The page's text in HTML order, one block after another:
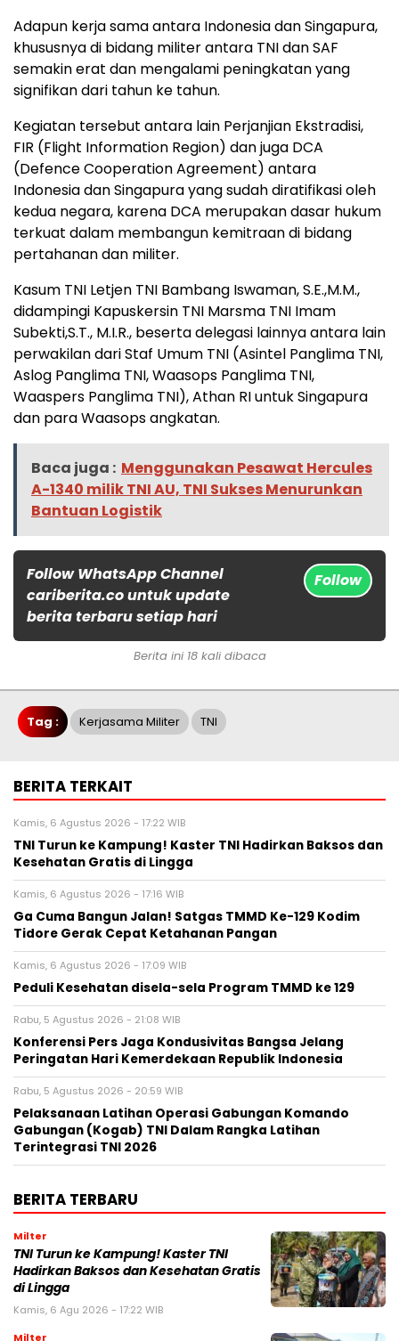
Adapun kerja sama antara Indonesia dan Singapura,
khususnya di bidang militer antara TNI dan SAF
semakin erat dan mengalami peningkatan yang
signifikan dari tahun ke tahun.
Kegiatan tersebut antara lain Perjanjian Ekstradisi,
FIR (Flight Information Region) dan juga DCA
(Defence Cooperation Agreement) antara
Indonesia dan Singapura yang sudah diratifikasi oleh
kedua negara, karena DCA merupakan dasar hukum
terkuat dalam membangun kemitraan di bidang
pertahanan dan militer.
Kasum TNI Letjen TNI Bambang Iswaman, S.E.,M.M.,
didampingi Kapuskersin TNI Marsma TNI Imam
Subekti,S.T., M.I.R., beserta delegasi lainnya antara lain
perwakilan dari Staf Umum TNI (Asintel Panglima TNI,
Aslog Panglima TNI, Waasops Panglima TNI,
Waaspers Panglima TNI), Athan RI untuk Singapura
dan para Waasops angkatan.
Baca juga : Menggunakan Pesawat Hercules
A-1340 milik TNI AU, TNI Sukses Menurunkan
Bantuan Logistik
Follow WhatsApp Channel
cariberita.co untuk update
berita terbaru setiap hari
Follow
Berita ini 18 kali dibaca
Tag : Kerjasama Militer TNI
BERITA TERKAIT
Kamis, 6 Agustus 2026 - 17:22 WIB
TNI Turun ke Kampung! Kaster TNI Hadirkan Baksos dan
Kesehatan Gratis di Lingga
Kamis, 6 Agustus 2026 - 17:16 WIB
Ga Cuma Bangun Jalan! Satgas TMMD Ke-129 Kodim
Tidore Gerak Cepat Ketahanan Pangan
Kamis, 6 Agustus 2026 - 17:09 WIB
Peduli Kesehatan disela-sela Program TMMD ke 129
Rabu, 5 Agustus 2026 - 21:08 WIB
Konferensi Pers Jaga Kondusivitas Bangsa Jelang
Peringatan Hari Kemerdekaan Republik Indonesia
Rabu, 5 Agustus 2026 - 20:59 WIB
Pelaksanaan Latihan Operasi Gabungan Komando
Gabungan (Kogab) TNI Dalam Rangka Latihan
Terintegrasi TNI 2026
BERITA TERBARU
Milter
TNI Turun ke Kampung! Kaster TNI
Hadirkan Baksos dan Kesehatan Gratis
di Lingga
Kamis, 6 Agu 2026 - 17:22 WIB
Milter